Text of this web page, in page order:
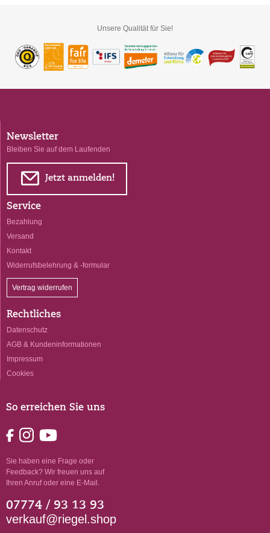
Unsere Qualität für Sie!
So erreichen Sie uns
Sie haben eine Frage oder
Feedback? Wir freuen uns auf
Ihren Anruf oder eine E-Mail.
07774 / 93 13 93
verkauf@riegel.shop
Newsletter
Bleiben Sie auf dem Laufenden
E Jetzt anmelden!
Service
Bezahlung
Versand
Kontakt
Widerrufsbelehrung & -formular
Vertrag widerrufen
Rechtliches
Datenschutz
AGB & Kundeninformationen
Impressum
Cookies